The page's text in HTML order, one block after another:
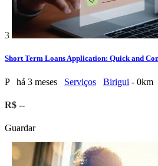
3
Short Term Loans Application: Quick and
P há 3 meses Serviços Birigui - 0km
R$ --
Guardar